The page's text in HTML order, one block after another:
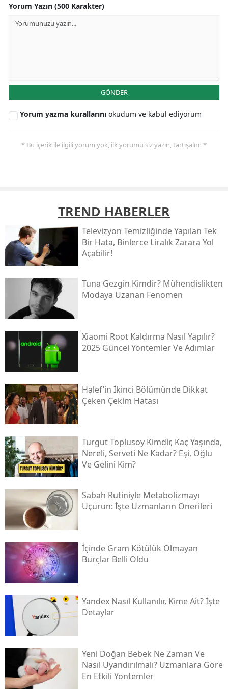
Yorum Yazın (500 Karakter)
GÖNDER
Yorum yazma kurallarını okudum ve kabul ediyorum
* Bu içerik ile ilgili yorum yok, ilk yorumu siz yazın, tartışalım *
TREND HABERLER
Televizyon Temizliğinde Yapılan Tek
Bir Hata, Binlerce Liralık Zarara Yol
Açabilir!
Tuna Gezgin Kimdir? Mühendislikten
Modaya Uzanan Fenomen
Xiaomi Root Kaldırma Nasıl Yapılır?
2025 Güncel Yöntemler Ve Adımlar
Halef’in İkinci Bölümünde Dikkat
Çeken Çekim Hatası
Turgut Toplusoy Kimdir, Kaç Yaşında,
Nereli, Serveti Ne Kadar? Eşi, Oğlu
Ve Gelini Kim?
Sabah Rutiniyle Metabolizmayı
Uçurun: İşte Uzmanların Önerileri
İçinde Gram Kötülük Olmayan
Burçlar Belli Oldu
Yandex Nasıl Kullanılır, Kime Ait? İşte
Detaylar
Yeni Doğan Bebek Ne Zaman Ve
Nasıl Uyandırılmalı? Uzmanlara Göre
En Etkili Yöntemler